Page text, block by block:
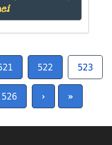
522 523
526 › »